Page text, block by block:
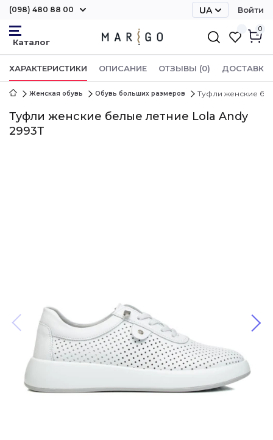
(098) 480 88 00 UA Войти
0
ХАРАКТЕРИСТИКИ ОПИСАНИЕ ОТЗЫВЫ (0) ДОСТАВКА
Женская обувь Обувь больших размеров Туфли женские
Туфли женские белые летние Lola Andy
2993Т